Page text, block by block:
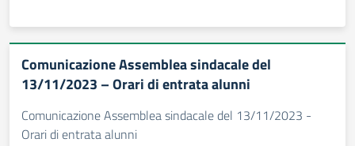
Comunicazione Assemblea sindacale del
13/11/2023 – Orari di entrata alunni
Comunicazione Assemblea sindacale del 13/11/2023 -
Orari di entrata alunni